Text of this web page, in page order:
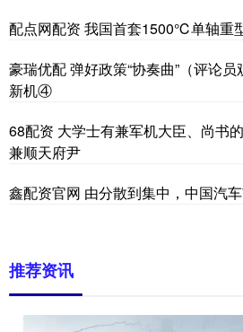
配点网配资 我国首套1500℃单轴重
豪瑞优配 弹好政策“协奏曲”（评论
新机④
68配资 大学士有兼军机大臣、尚书
兼顺天府尹
鑫配资官网 由分散到集中，中国汽
推荐资讯